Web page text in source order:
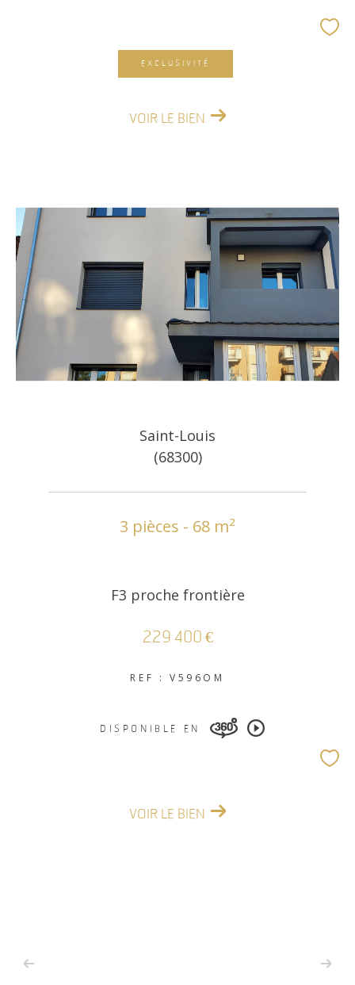
EXCLUSIVITÉ
VOIR LE BIEN
Saint-Louis
(68300)
3 pièces - 68 m²
F3 proche frontière
229 400 €
REF : V596OM
DISPONIBLE EN
VOIR LE BIEN